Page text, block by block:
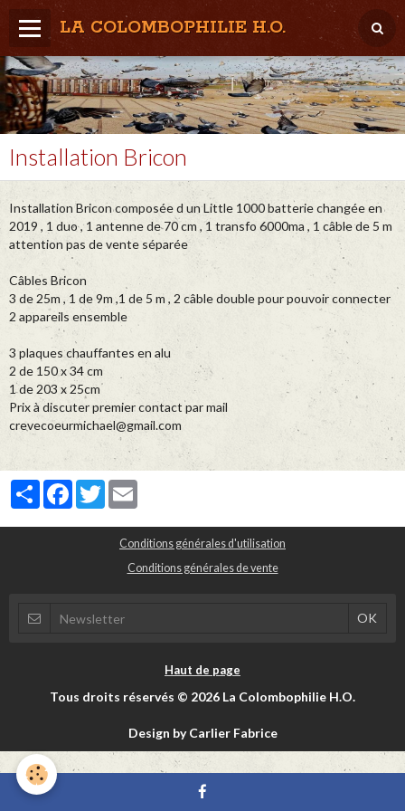
LA COLOMBOPHILIE H.O.
Home
Météo / Het weer
Lâcher / Los
Result. clubs, Provincial, (Inter)National
RFCB / KBDB
Installation Bricon
Installation Bricon composée d un Little 1000 batterie changée en
2019 , 1 duo , 1 antenne de 70 cm , 1 transfo 6000ma , 1 câble de 5 m
attention pas de vente séparée
Câbles Bricon
3 de 25m , 1 de 9m ,1 de 5 m , 2 câble double pour pouvoir connecter
2 appareils ensemble
3 plaques chauffantes en alu
2 de 150 x 34 cm
1 de 203 x 25cm
Prix à discuter premier contact par mail
crevecoeurmichael@gmail.com
PartagerFacebook
Twitter
Conditions générales d'utilisation
Conditions générales de vente
Haut de page
Tous droits réservés © 2026 La Colombophilie H.O.
Design by Carlier Fabrice